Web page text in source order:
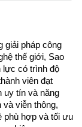
giải pháp công
thế giới, Sao
lực có trình độ
viên đạt
uy tín và năng
và viễn thông,
phù hợp và tối ưu